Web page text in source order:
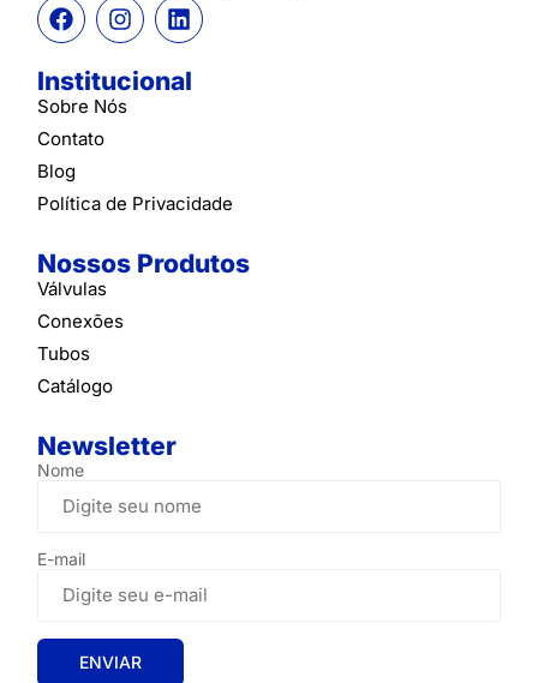
Institucional
Sobre Nós
Contato
Blog
Política de Privacidade
Nossos Produtos
Válvulas
Conexões
Tubos
Catálogo
Newsletter
Nome
E-mail